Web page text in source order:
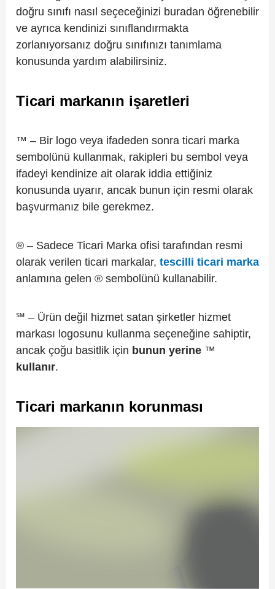
doğru sınıfı nasıl seçeceğinizi buradan öğrenebilir
ve ayrıca kendinizi sınıflandırmakta
zorlanıyorsanız doğru sınıfınızı tanımlama
konusunda yardım alabilirsiniz.
Ticari markanın işaretleri
™ – Bir logo veya ifadeden sonra ticari marka
sembolünü kullanmak, rakipleri bu sembol veya
ifadeyi kendinize ait olarak iddia ettiğiniz
konusunda uyarır, ancak bunun için resmi olarak
başvurmanız bile gerekmez.
® – Sadece Ticari Marka ofisi tarafından resmi
olarak verilen ticari markalar, tescilli ticari marka
anlamına gelen ® sembolünü kullanabilir.
℠ – Ürün değil hizmet satan şirketler hizmet
markası logosunu kullanma seçeneğine sahiptir,
ancak çoğu basitlik için bunun yerine ™
kullanır.
Ticari markanın korunması